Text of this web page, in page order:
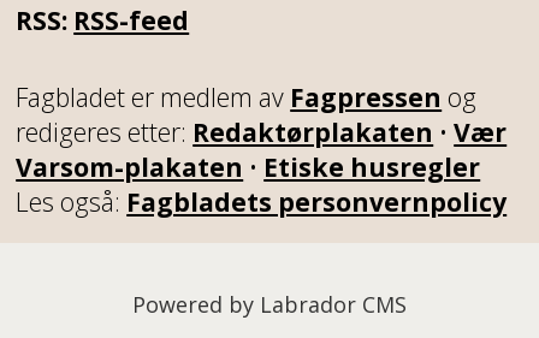
RSS: RSS-feed
Fagbladet er medlem av Fagpressen og
redigeres etter: Redaktørplakaten • Vær
Varsom-plakaten • Etiske husregler
Les også: Fagbladets personvernpolicy
Powered by Labrador CMS